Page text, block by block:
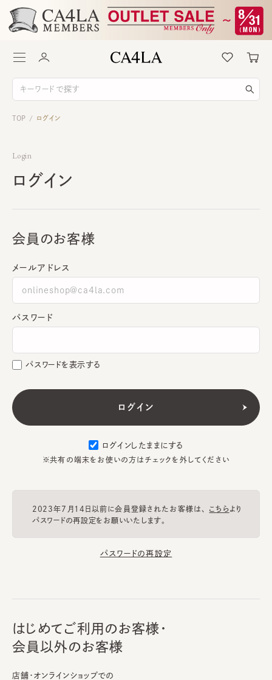
TOP / ログイン
Login
ログイン
会員のお客様
メールアドレス
パスワード
パスワードを表示する
ログインしたままにする
※共有の端末をお使いの方はチェックを外してください
2023年7月14日以前に会員登録されたお客様は、 こちらより
パスワードの再設定をお願いいたします。
パスワードの再設定
はじめてご利用のお客様・
会員以外のお客様
店舗・オンラインショップでの